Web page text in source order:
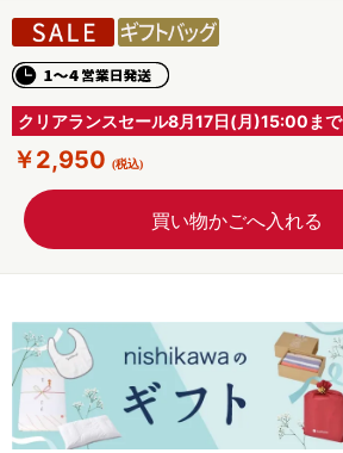
クリアランスセール8月17日(月)15:00まで
￥2,950